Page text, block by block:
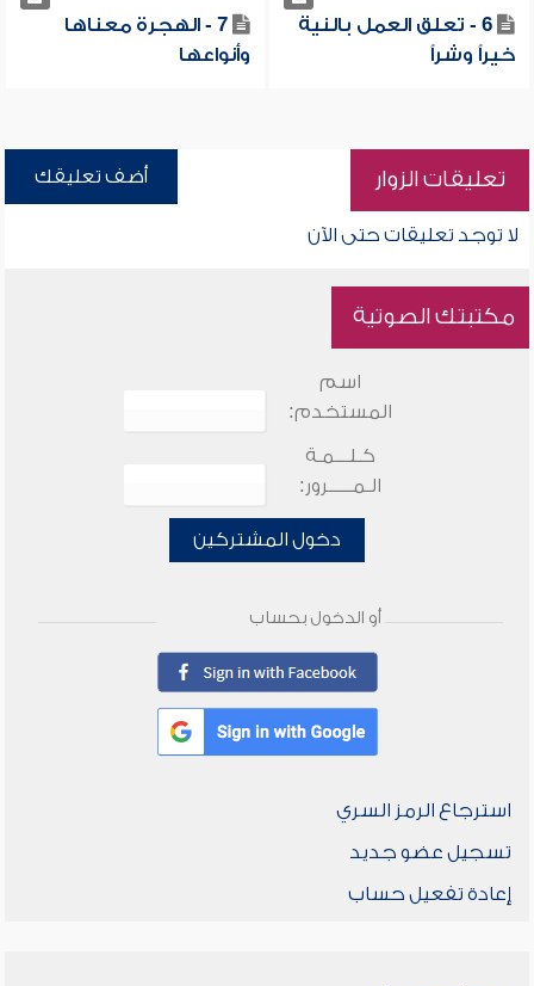
6 - تعلق العمل بالنية
خيراً وشراً
7 - الهجرة معناها
وأنواعها
تعليقات الزوار أضف تعليقك
لا توجد تعليقات حتى الآن
مكتبتك الصوتية
اسم
المستخدم:
كـلـــمـة
الـمـــــرور:
دخول المشتركين
أو الدخول بحساب
استرجاع الرمز السري
تسجيل عضو جديد
إعادة تفعيل حساب